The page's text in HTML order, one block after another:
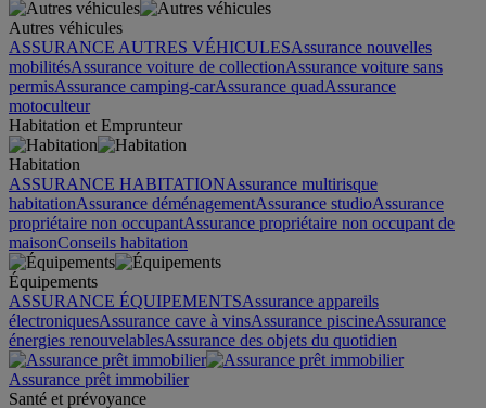
Autres véhicules
ASSURANCE AUTRES VÉHICULESAssurance nouvelles
mobilitésAssurance voiture de collectionAssurance voiture sans
permisAssurance camping-carAssurance quadAssurance
motoculteur
Habitation et Emprunteur
Habitation
ASSURANCE HABITATIONAssurance multirisque
habitationAssurance déménagementAssurance studioAssurance
propriétaire non occupantAssurance propriétaire non occupant de
maisonConseils habitation
Équipements
ASSURANCE ÉQUIPEMENTSAssurance appareils
électroniquesAssurance cave à vinsAssurance piscineAssurance
énergies renouvelablesAssurance des objets du quotidien
Assurance prêt immobilier
Santé et prévoyance